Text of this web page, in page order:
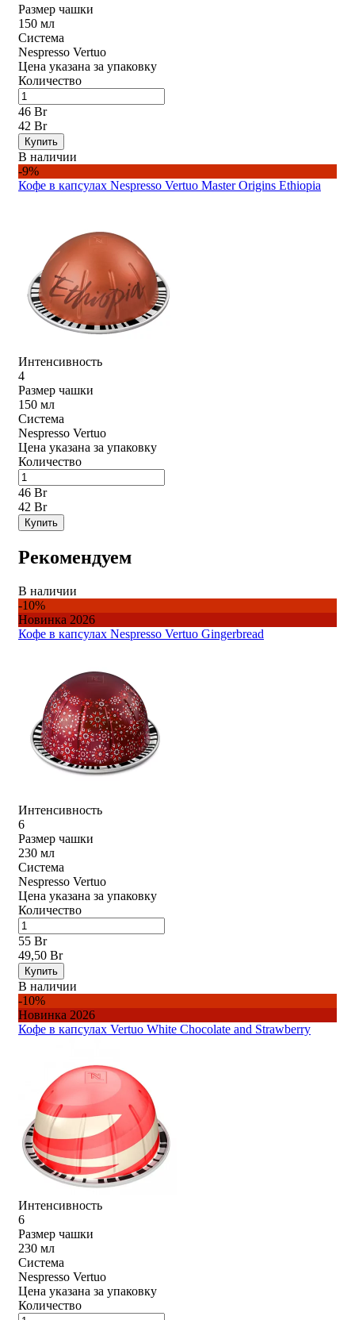
Размер чашки
150 мл
Система
Nespresso Vertuo
Цена указана за упаковку
Количество
46 Br
42 Br
Купить
В наличии
-9%
Кофе в капсулах Nespresso Vertuo Master Origins Ethiopia
Интенсивность
4
Размер чашки
150 мл
Система
Nespresso Vertuo
Цена указана за упаковку
Количество
46 Br
42 Br
Купить
Рекомендуем
В наличии
-10%
Новинка 2026
Кофе в капсулах Nespresso Vertuo Gingerbread
Интенсивность
6
Размер чашки
230 мл
Система
Nespresso Vertuo
Цена указана за упаковку
Количество
55 Br
49,50 Br
Купить
В наличии
-10%
Новинка 2026
Кофе в капсулах Vertuo White Chocolate and Strawberry
Интенсивность
6
Размер чашки
230 мл
Система
Nespresso Vertuo
Цена указана за упаковку
Количество